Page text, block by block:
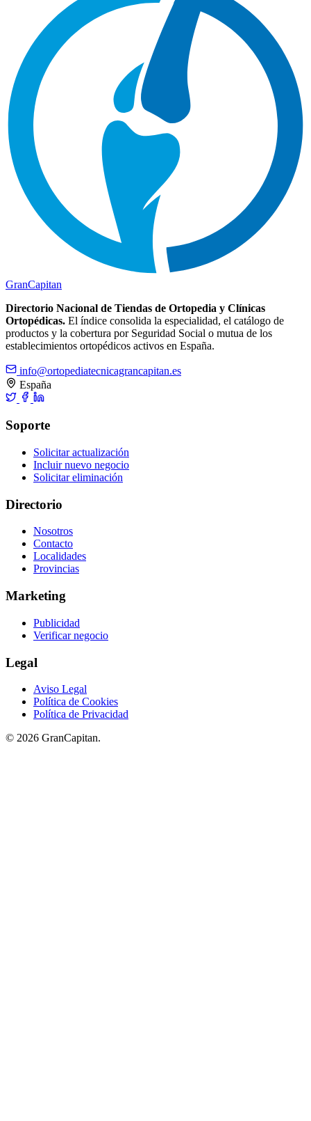
GranCapitan
Directorio Nacional de Tiendas de Ortopedia y Clínicas
Ortopédicas. El índice consolida la especialidad, el catálogo de
productos y la cobertura por Seguridad Social o mutua de los
establecimientos ortopédicos activos en España.
info@ortopediatecnicagrancapitan.es
España
Soporte
Solicitar actualización
Incluir nuevo negocio
Solicitar eliminación
Directorio
Nosotros
Contacto
Localidades
Provincias
Marketing
Publicidad
Verificar negocio
Legal
Aviso Legal
Política de Cookies
Política de Privacidad
© 2026 GranCapitan.